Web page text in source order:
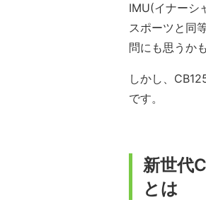
IMU(イナーシ
スポーツと同
問にも思うか
しかし、
です。
新世代
とは